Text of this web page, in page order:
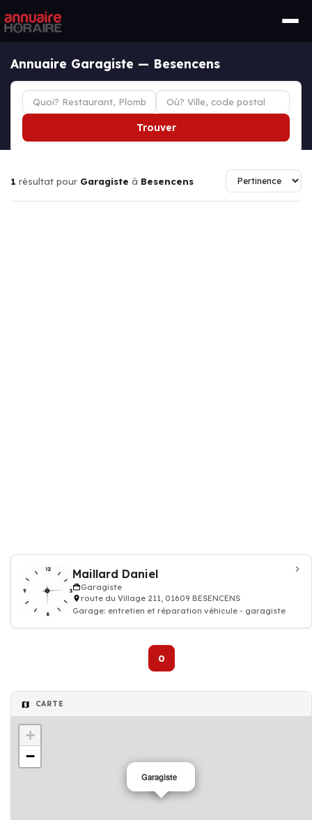
Annuaire Garagiste — Besencens
Trouver
1 résultat pour Garagiste à Besencens
Maillard Daniel
Garagiste
route du Village 211, 01609 BESENCENS
Garage: entretien et réparation véhicule - garagiste
0
CARTE
Garagiste
+
−